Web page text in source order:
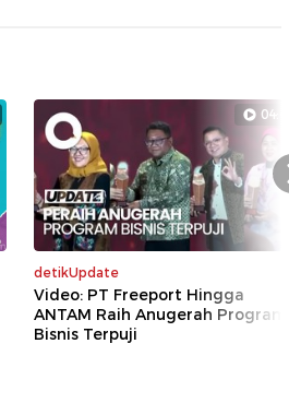
04:40
detikUpdate
Video: PT Freeport Hingga
ANTAM Raih Anugerah Program
Bisnis Terpuji